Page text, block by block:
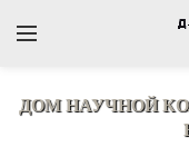
ДОМ НАУЧНОЙ